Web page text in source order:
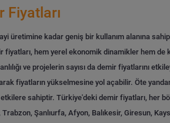
Fiyatları
üretimine kadar geniş bir kullanım alanına
fiyatları, hem yerel ekonomik dinamikler hem
ve projelerin sayısı da demir fiyatlarını
fiyatların yükselmesine yol açabilir. Öte
sahiptir. Türkiye'deki demir fiyatları, her
Şanlıurfa, Afyon, Balıkesir, Giresun,